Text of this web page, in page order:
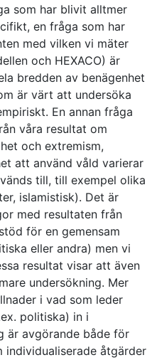
som har blivit alltmer
en fråga som har
med vilken vi mäter
och HEXACO) är
bredden av benägenhet
är värt att undersöka
En annan fråga
våra resultat om
och extremism,
att använd våld varierar
till, till exempel olika
islamistisk). Det är
med resultaten från
för en gemensam
eller andra) men vi
resultat visar att även
undersökning. Mer
i vad som leder
politiska) in i
är avgörande både för
åtgärder